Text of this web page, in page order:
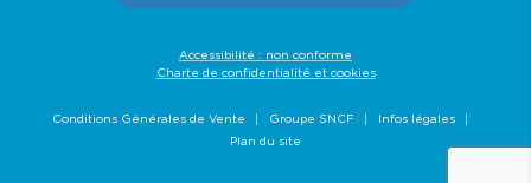
Accessibilité : non conforme
Charte de confidentialité et cookies
Conditions Générales de Vente Groupe SNCF
Infos légales
Plan du site